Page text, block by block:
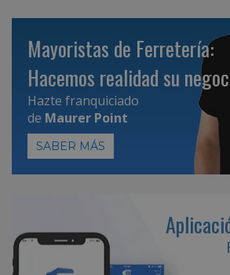
Mayoristas de Ferretería:
Hacemos realidad su
Hazte franquiciado
de Maurer Point
SABER MÁS